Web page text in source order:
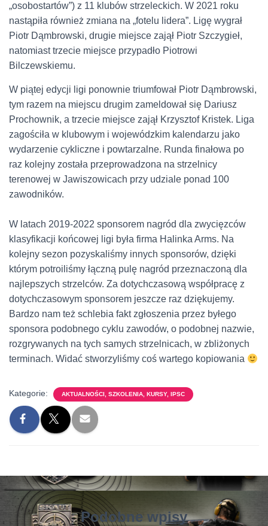
„osobostartów”) z 11 klubów strzeleckich. W 2021 roku
nastąpiła również zmiana na „fotelu lidera”. Ligę wygrał
Piotr Dąmbrowski, drugie miejsce zajął Piotr Szczygieł,
natomiast trzecie miejsce przypadło Piotrowi
Bilczewskiemu.
W piątej edycji ligi ponownie triumfował Piotr Dąmbrowski,
tym razem na miejscu drugim zameldował się Dariusz
Prochownik, a trzecie miejsce zajął Krzysztof Kristek. Liga
zagościła w klubowym i wojewódzkim kalendarzu jako
wydarzenie cykliczne i powtarzalne. Runda finałowa po
raz kolejny została przeprowadzona na strzelnicy
terenowej w Jawiszowicach przy udziale ponad 100
zawodników.
W latach 2019-2022 sponsorem nagród dla zwycięzców
klasyfikacji końcowej ligi była firma Halinka Arms. Na
kolejny sezon pozyskaliśmy innych sponsorów, dzięki
którym potroiliśmy łączną pulę nagród przeznaczoną dla
najlepszych strzelców. Za dotychczasową współpracę z
dotychczasowym sponsorem jeszcze raz dziękujemy.
Bardzo nam też schlebia fakt zgłoszenia przez byłego
sponsora podobnego cyklu zawodów, o podobnej nazwie,
rozgrywanych na tych samych strzelnicach, w zbliżonych
terminach. Widać stworzyliśmy coś wartego kopiowania
Kategorie: AKTUALNOŚCI, SZKOLENIA, KURSY, IPSC
Podobne wpisy